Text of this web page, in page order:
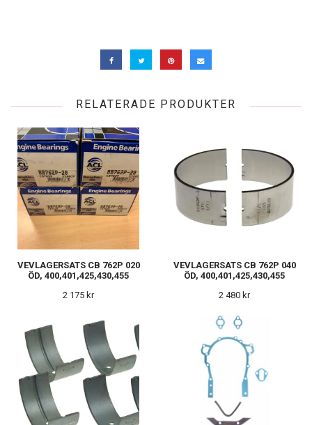
RELATERADE PRODUKTER
VEVLAGERSATS CB 762P 020
ÖD, 400,401,425,430,455
2 175 kr
VEVLAGERSATS CB 762P 040
ÖD, 400,401,425,430,455
2 480 kr